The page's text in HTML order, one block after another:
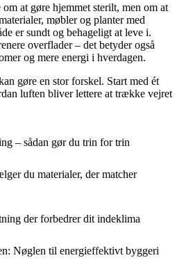
at gøre hjemmet sterilt, men om at
møbler og planter med
er sundt og behageligt at leve i.
overflader – det betyder også
og mere energi i hverdagen.
gøre en stor forskel. Start med ét
luften bliver lettere at trække vejret
– sådan gør du trin for trin
du materialer, der matcher
der forbedrer dit indeklima
Nøglen til energieffektivt byggeri